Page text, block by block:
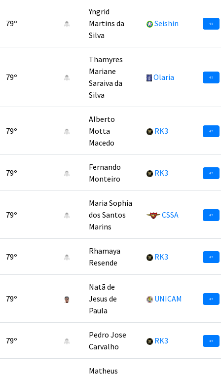
79º
Yngrid
Martins da
Silva
Seishin 4,5
79º
Thamyres
Mariane
Saraiva da
Silva
Olaria 4,5
79º
Alberto
Motta
Macedo
RK3 4,5
79º
Fernando
Monteiro
RK3 4,5
79º
Maria Sophia
dos Santos
Marins
CSSA 4,5
79º
Rhamaya
Resende
RK3 4,5
79º
Natã de
Jesus de
Paula
UNICAM 4,5
79º
Pedro Jose
Carvalho
RK3 4,5
Matheus